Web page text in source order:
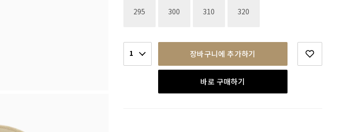
295 재고없음300 재고없음310 재고없음320
1 장바구니에 추가하기
바로 구매하기